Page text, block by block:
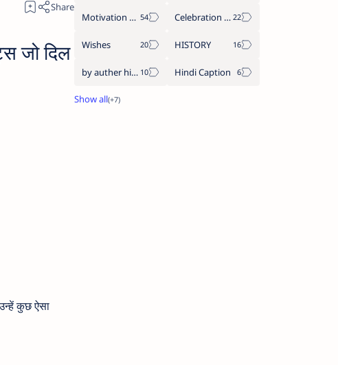
जो दिल
कुछ ऐसा
Motivation Quotes Celebration day
Wishes HISTORY
by auther hindi quote Hindi Caption